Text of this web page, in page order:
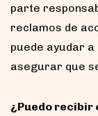
parte
reclamos de
puede ayudar
asegurar que
¿Puedo recibir